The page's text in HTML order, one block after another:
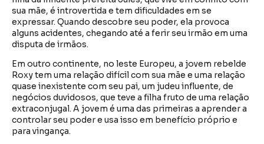
sua mãe, é introvertida e tem dificuldades em se
expressar. Quando descobre seu poder, ela provoca
alguns acidentes, chegando até a ferir seu irmão em uma
disputa de irmãos.
Em outro continente, no leste Europeu, a jovem rebelde
Roxy tem uma relação difícil com sua mãe e uma relação
quase inexistente com seu pai, um judeu influente, de
negócios duvidosos, que teve a filha fruto de uma relação
extraconjugal. A jovem é uma das primeiras a aprender a
controlar seu poder e usa isso em benefício próprio e
para vingança.